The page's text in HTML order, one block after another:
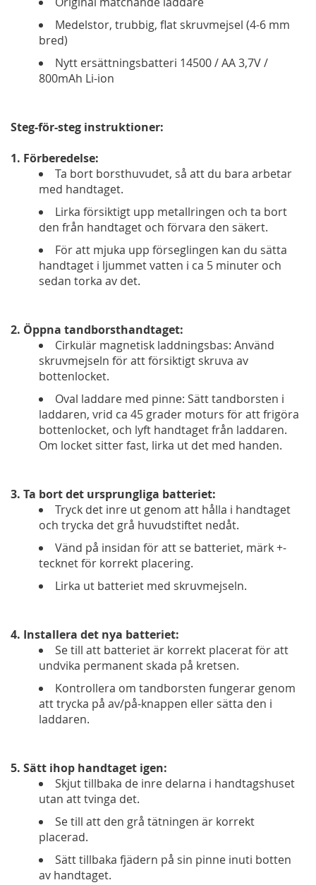
Medelstor, trubbig, flat skruvmejsel (4-6 mm
bred)
Nytt ersättningsbatteri 14500 / AA 3,7V /
800mAh Li-ion
Steg-för-steg instruktioner:
1. Förberedelse:
Ta bort borsthuvudet, så att du bara arbetar
med handtaget.
Lirka försiktigt upp metallringen och ta bort
den från handtaget och förvara den säkert.
För att mjuka upp förseglingen kan du sätta
handtaget i ljummet vatten i ca 5 minuter och
sedan torka av det.
2. Öppna tandborsthandtaget:
Cirkulär magnetisk laddningsbas: Använd
skruvmejseln för att försiktigt skruva av
bottenlocket.
Oval laddare med pinne: Sätt tandborsten i
laddaren, vrid ca 45 grader moturs för att frigöra
bottenlocket, och lyft handtaget från laddaren.
Om locket sitter fast, lirka ut det med handen.
3. Ta bort det ursprungliga batteriet:
Tryck det inre ut genom att hålla i handtaget
och trycka det grå huvudstiftet nedåt.
Vänd på insidan för att se batteriet, märk +-
tecknet för korrekt placering.
Lirka ut batteriet med skruvmejseln.
4. Installera det nya batteriet:
Se till att batteriet är korrekt placerat för att
undvika permanent skada på kretsen.
Kontrollera om tandborsten fungerar genom
att trycka på av/på-knappen eller sätta den i
laddaren.
5. Sätt ihop handtaget igen:
Skjut tillbaka de inre delarna i handtagshuset
utan att tvinga det.
Se till att den grå tätningen är korrekt
placerad.
Sätt tillbaka fjädern på sin pinne inuti botten
av handtaget.